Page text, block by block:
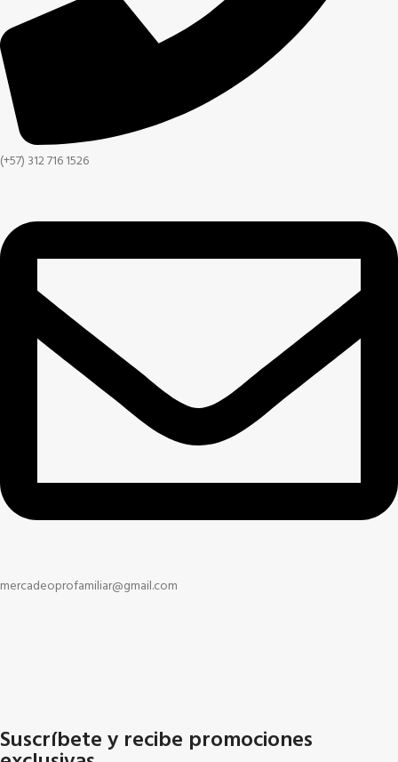
(+57) 312 716 1526
mercadeoprofamiliar@gmail.com
Suscríbete y recibe promociones